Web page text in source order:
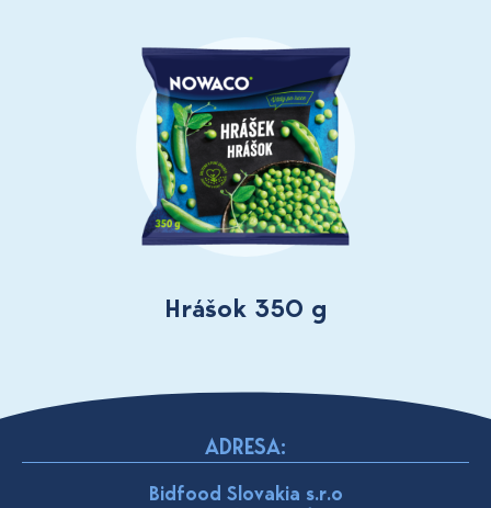
Hrášok 350 g
ADRESA:
Bidfood Slovakia s.r.o